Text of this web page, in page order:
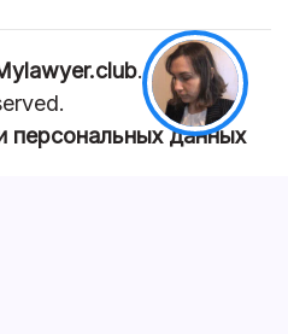
. All rights
персональных данных